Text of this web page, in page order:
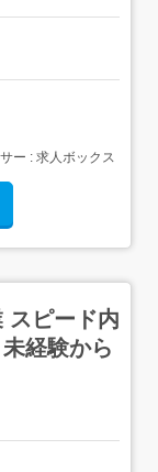
ー : 求人ボックス
スピード内
経験から